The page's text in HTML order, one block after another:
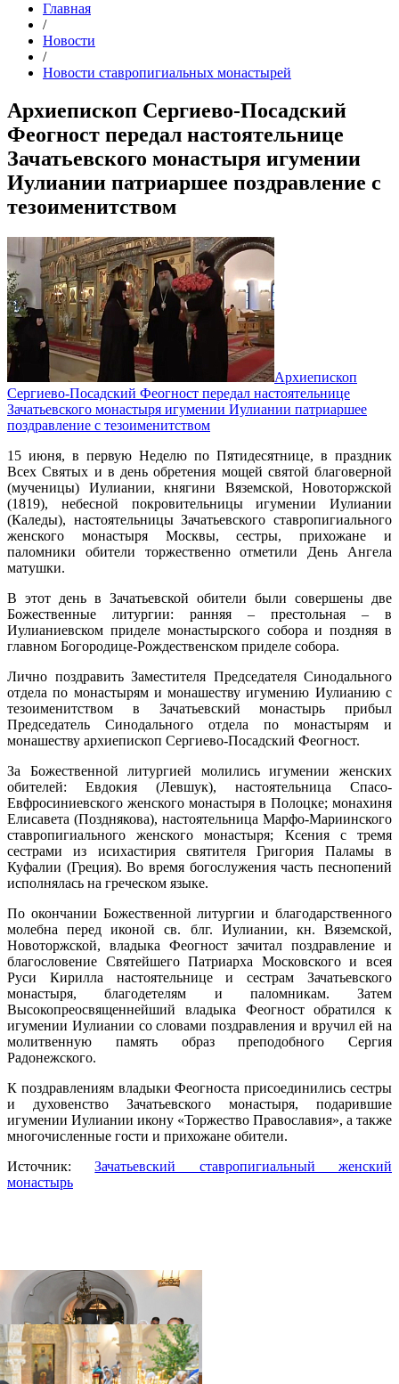
Главная
/
Новости
/
Новости ставропигиальных монастырей
Архиепископ Сергиево-Посадский
Феогност передал настоятельнице
Зачатьевского монастыря игумении
Иулиании патриаршее поздравление с
тезоименитством
Архиепископ
Сергиево-Посадский Феогност передал настоятельнице
Зачатьевского монастыря игумении Иулиании патриаршее
поздравление с тезоименитством
15 июня, в первую Неделю по Пятидесятнице, в праздник
Всех Святых и в день обретения мощей святой благоверной
(мученицы) Иулиании, княгини Вяземской, Новоторжской
(1819), небесной покровительницы игумении Иулиании
(Каледы), настоятельницы Зачатьевского ставропигиального
женского монастыря Москвы, сестры, прихожане и
паломники обители торжественно отметили День Ангела
матушки.
В этот день в Зачатьевской обители были совершены две
Божественные литургии: ранняя – престольная – в
Иулианиевском приделе монастырского собора и поздняя в
главном Богородице-Рождественском приделе собора.
Лично поздравить Заместителя Председателя Синодального
отдела по монастырям и монашеству игумению Иулианию с
тезоименитством в Зачатьевский монастырь прибыл
Председатель Синодального отдела по монастырям и
монашеству архиепископ Сергиево-Посадский Феогност.
За Божественной литургией молились игумении женских
обителей: Евдокия (Левшук), настоятельница Спасо-
Евфросиниевского женского монастыря в Полоцке; монахиня
Елисавета (Позднякова), настоятельница Марфо-Мариинского
ставропигиального женского монастыря; Ксения с тремя
сестрами из исихастирия святителя Григория Паламы в
Куфалии (Греция). Во время богослужения часть песнопений
исполнялась на греческом языке.
По окончании Божественной литургии и благодарственного
молебна перед иконой св. блг. Иулиании, кн. Вяземской,
Новоторжской, владыка Феогност зачитал поздравление и
благословение Святейшего Патриарха Московского и всея
Руси Кирилла настоятельнице и сестрам Зачатьевского
монастыря, благодетелям и паломникам. Затем
Высокопреосвященнейший владыка Феогност обратился к
игумении Иулиании со словами поздравления и вручил ей на
молитвенную память образ преподобного Сергия
Радонежского.
К поздравлениям владыки Феогноста присоединились сестры
и духовенство Зачатьевского монастыря, подарившие
игумении Иулиании икону «Торжество Православия», а также
многочисленные гости и прихожане обители.
Источник:Зачатьевский ставропигиальный женский
монастырь
Распечатать
Фото